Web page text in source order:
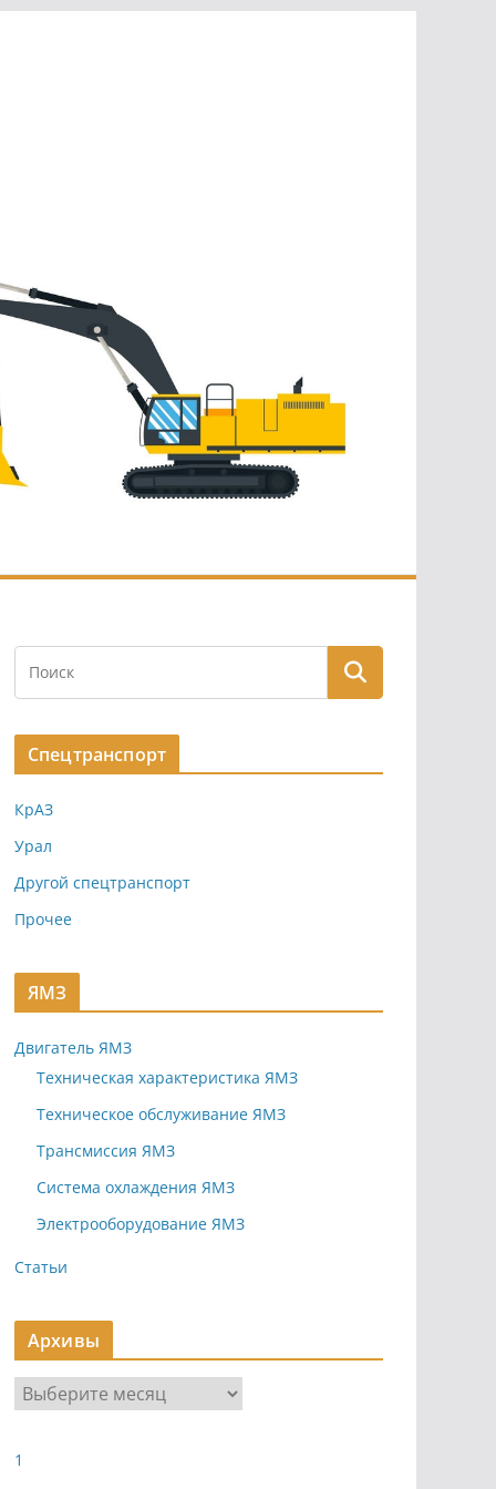
Спецтранспорт
КрАЗ
Урал
Другой спецтранспорт
Прочее
ЯМЗ
Двигатель ЯМЗ
Техническая характеристика ЯМЗ
Техническое обслуживание ЯМЗ
Трансмиссия ЯМЗ
Система охлаждения ЯМЗ
Электрооборудование ЯМЗ
Статьи
Архивы
р
и
1